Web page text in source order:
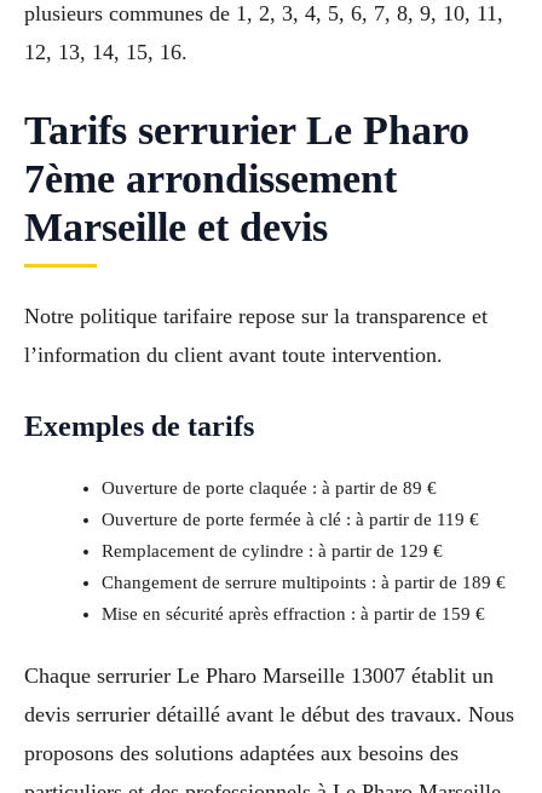
plusieurs communes de 1, 2, 3, 4, 5, 6, 7, 8, 9, 10, 11,
12, 13, 14, 15, 16.
Tarifs serrurier Le Pharo
7ème arrondissement
Marseille et devis
Notre politique tarifaire repose sur la transparence et
l’information du client avant toute intervention.
Exemples de tarifs
Ouverture de porte claquée : à partir de 89 €
Ouverture de porte fermée à clé : à partir de 119 €
Remplacement de cylindre : à partir de 129 €
Changement de serrure multipoints : à partir de 189 €
Mise en sécurité après effraction : à partir de 159 €
Chaque serrurier Le Pharo Marseille 13007 établit un
devis serrurier détaillé avant le début des travaux. Nous
proposons des solutions adaptées aux besoins des